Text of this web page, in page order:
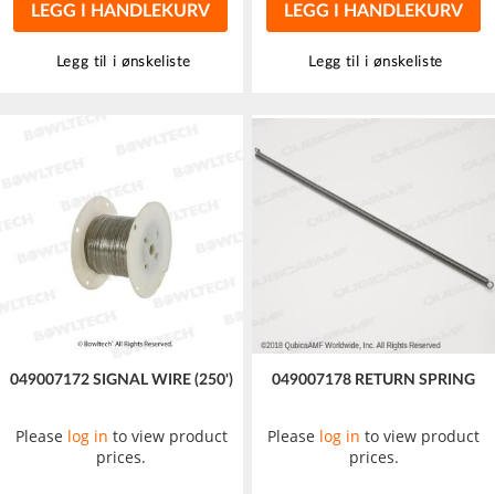
LEGG I HANDLEKURV
Legg til i ønskeliste
LEGG I HANDLEKURV
Legg til i ønskeliste
049007172 SIGNAL WIRE (250')
Please log in to view product
prices.
049007178 RETURN SPRING
Please log in to view product
prices.